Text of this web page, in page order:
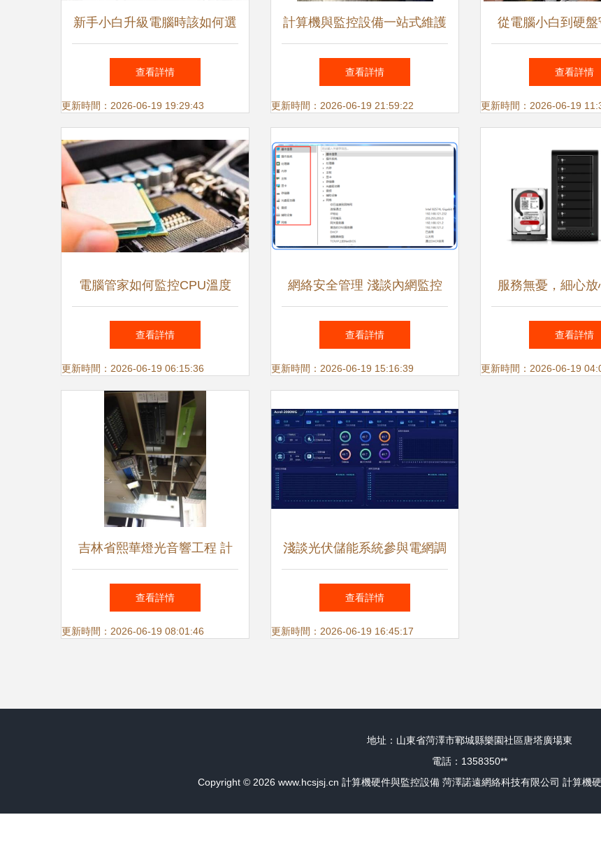
新手小白升級電腦時該如何選
擇固態硬盤？一篇千字長文告
訴你
查看詳情
更新時間：2026-06-19 19:29:43
計算機與監控設備一站式維護
指南 從硬件維修到系統集成
查看詳情
更新時間：2026-06-19 21:59:22
從電腦小白到硬
究機械硬盤頻頻損
防護之道
查看詳情
更新時間：2026-06-19
電腦管家如何監控CPU溫度
探秘硬件與軟件的協同
查看詳情
更新時間：2026-06-19 06:15:36
網絡安全管理 淺談內網監控
及三款主流軟件與硬件搭配
查看詳情
更新時間：2026-06-19 15:16:39
服務無憂，細心
業電腦維修，守護
監控設備
查看詳情
更新時間：2026-06-19
吉林省熙華燈光音響工程 計
算機硬件與監控設備的應用與
融合
查看詳情
更新時間：2026-06-19 08:01:46
淺談光伏儲能系統參與電網調
峰的運行優化策略——基于計
算機硬件與監控設備的實現
查看詳情
更新時間：2026-06-19 16:45:17
地址：山東省菏澤市鄆城縣樂園社區唐塔廣場東
電話：1358350**
Copyright © 2026 www.hcsjsj.cn 計算機硬件與監控設備 菏澤諾遠網絡科技有限公司 計算機